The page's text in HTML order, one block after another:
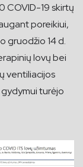
COVID-19 skirtų
poreikiui,
gruodžio 14 d.
lovų bei
ventiliacijos
turėjo